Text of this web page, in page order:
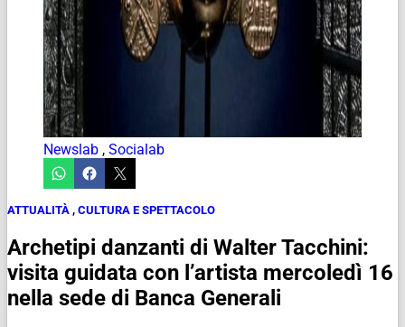
Newslab , Socialab
ATTUALITÀ , CULTURA E SPETTACOLO
Archetipi danzanti di Walter Tacchini:
visita guidata con l’artista mercoledì 16
nella sede di Banca Generali